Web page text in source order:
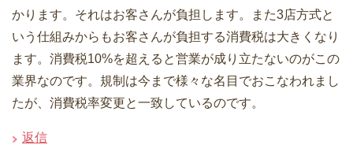
かります。それはお客さんが負担します。また3店方式と
いう仕組みからもお客さんが負担する消費税は大きくなり
ます。消費税10%を超えると営業が成り立たないのがこの
業界なのです。規制は今まで様々な名目でおこなわれまし
たが、消費税率変更と一致しているのです。
返信